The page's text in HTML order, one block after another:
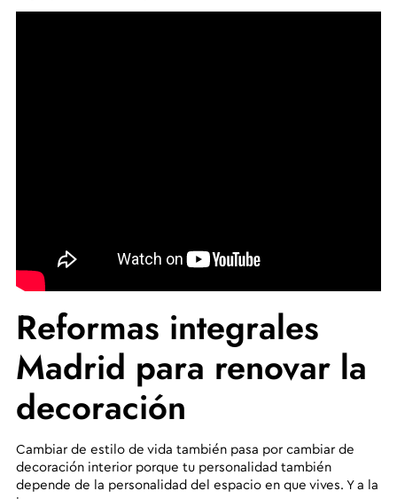
Reformas integrales
Madrid para renovar la
decoración
Cambiar de estilo de vida también pasa por cambiar de
decoración interior porque tu personalidad también
depende de la personalidad del espacio en que vives. Y a la